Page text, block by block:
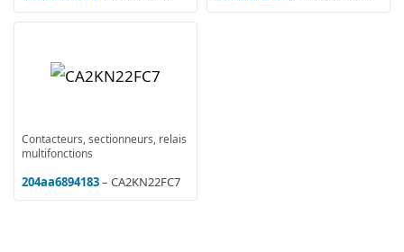
Contacteurs, sectionneurs, relais
multifonctions
204aa6894183– CA2KN22FC7